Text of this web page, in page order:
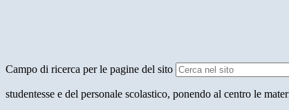
Campo di ricerca per le pagine del sito
studentesse e del personale scolastico, ponendo al centro le